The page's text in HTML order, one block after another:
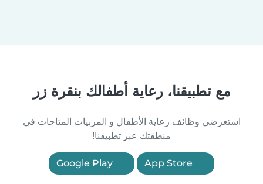
مع تطبيقنا، رعاية أطفالك بنقرة زر
استعرضي وظائف رعاية الأطفال و المربيات المتاحات في
منطقتك عبر تطبيقنا!